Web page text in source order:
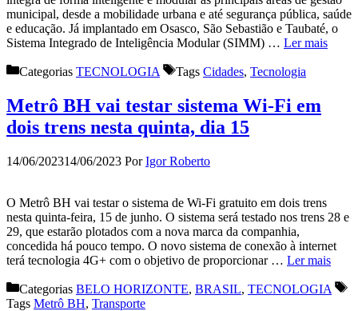
municipal, desde a mobilidade urbana e até segurança pública, saúde
e educação. Já implantado em Osasco, São Sebastião e Taubaté, o
Sistema Integrado de Inteligência Modular (SIMM) … Ler mais
Categorias TECNOLOGIA Tags Cidades, Tecnologia
Metrô BH vai testar sistema Wi-Fi em
dois trens nesta quinta, dia 15
14/06/202314/06/2023 PorIgor Roberto
O Metrô BH vai testar o sistema de Wi-Fi gratuito em dois trens
nesta quinta-feira, 15 de junho. O sistema será testado nos trens 28 e
29, que estarão plotados com a nova marca da companhia,
concedida há pouco tempo. O novo sistema de conexão à internet
terá tecnologia 4G+ com o objetivo de proporcionar … Ler mais
Categorias BELO HORIZONTE, BRASIL, TECNOLOGIA
Tags Metrô BH, Transporte